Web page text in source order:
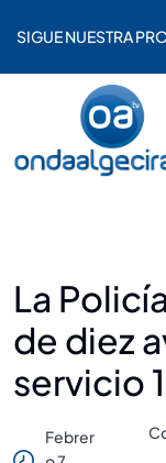
SIGUE NUESTRA
La
de diez
servicio
Febrer